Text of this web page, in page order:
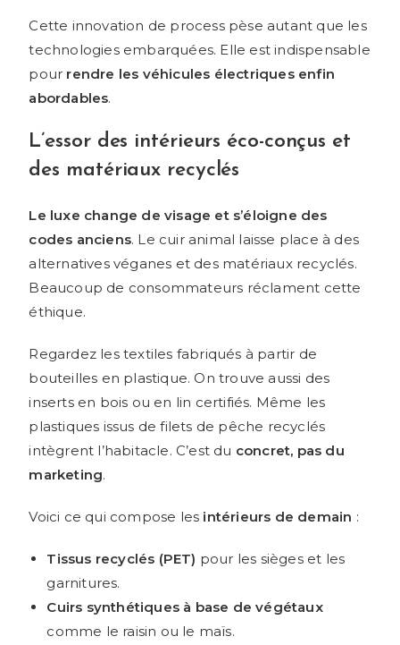
Cette innovation de process pèse autant que les
technologies embarquées. Elle est indispensable
pour rendre les véhicules électriques enfin
abordables.
L’essor des intérieurs éco-conçus et
des matériaux recyclés
Le luxe change de visage et s’éloigne des
codes anciens. Le cuir animal laisse place à des
alternatives véganes et des matériaux recyclés.
Beaucoup de consommateurs réclament cette
éthique.
Regardez les textiles fabriqués à partir de
bouteilles en plastique. On trouve aussi des
inserts en bois ou en lin certifiés. Même les
plastiques issus de filets de pêche recyclés
intègrent l’habitacle. C’est du concret, pas du
marketing.
Voici ce qui compose les intérieurs de demain :
Tissus recyclés (PET) pour les sièges et les
garnitures.
Cuirs synthétiques à base de végétaux
comme le raisin ou le maïs.